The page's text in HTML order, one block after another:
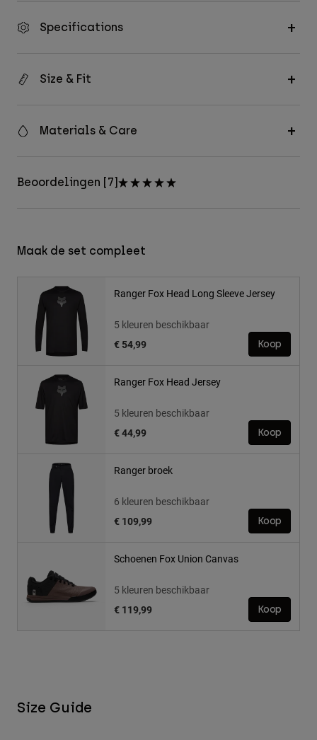
Specifications
Size & Fit
Materials & Care
Beoordelingen [7]
Maak de set compleet
Ranger Fox Head Long Sleeve Jersey
5 kleuren beschikbaar
€ 54,99
Koop
Ranger Fox Head Jersey
5 kleuren beschikbaar
€ 44,99
Koop
Ranger broek
6 kleuren beschikbaar
€ 109,99
Koop
Schoenen Fox Union Canvas
5 kleuren beschikbaar
€ 119,99
Koop
Size Guide